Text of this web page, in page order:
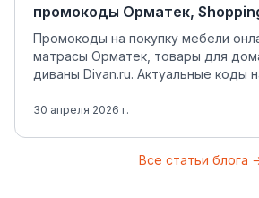
промокоды Орматек,
Промокоды на покупку мебели
матрасы Орматек, товары для
диваны Divan.ru. Актуальные коды
30 апреля 2026 г.
Все статьи блога